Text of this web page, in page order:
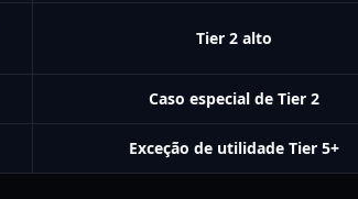
Tier 2 alto
Caso especial de Tier 2
Exceção de utilidade Tier 5+